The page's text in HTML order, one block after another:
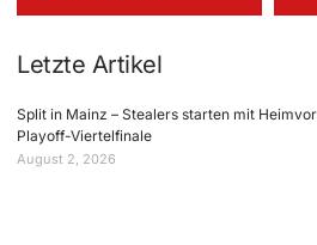
Letzte Artikel
Split in Mainz – Stealers starten mit
Playoff-Viertelfinale
August 2, 2026